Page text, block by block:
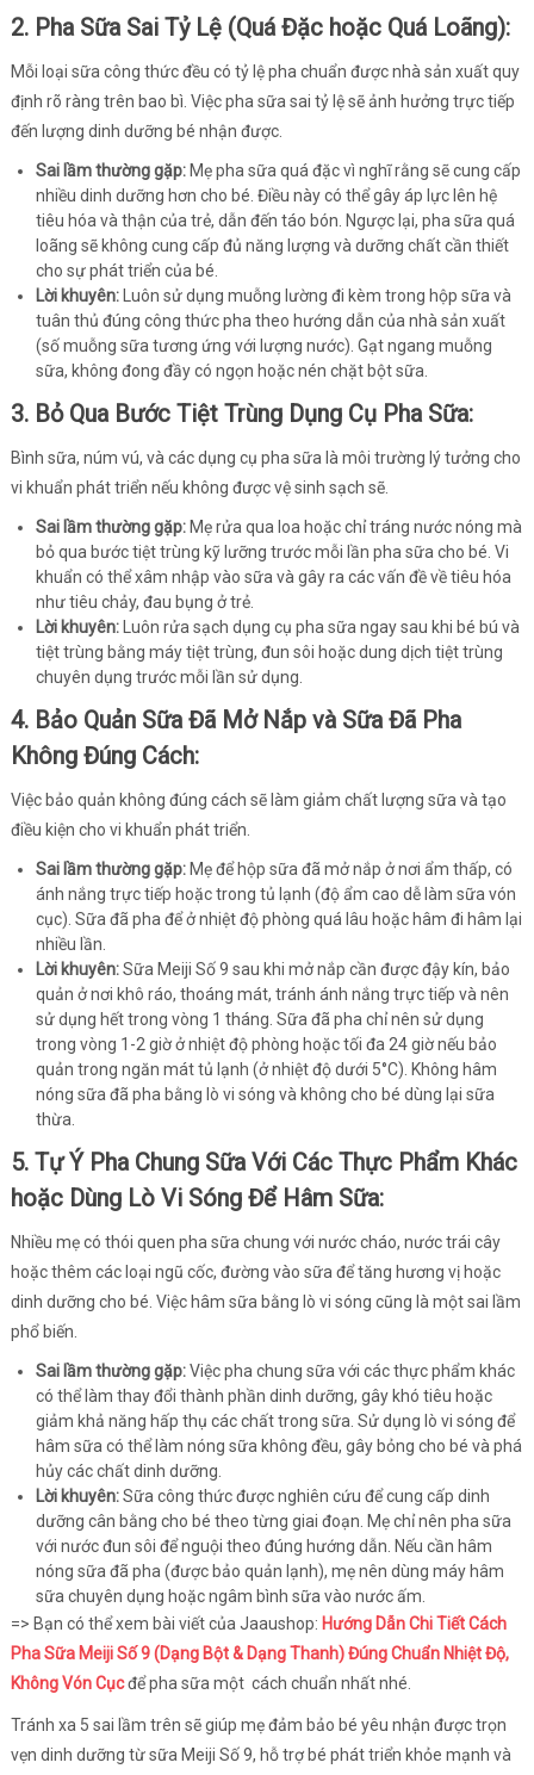
2. Pha Sữa Sai Tỷ Lệ (Quá Đặc hoặc Quá Loãng):
Mỗi loại sữa công thức đều có tỷ lệ pha chuẩn được nhà sản xuất quy
định rõ ràng trên bao bì. Việc pha sữa sai tỷ lệ sẽ ảnh hưởng trực tiếp
đến lượng dinh dưỡng bé nhận được.
Sai lầm thường gặp: Mẹ pha sữa quá đặc vì nghĩ rằng sẽ cung cấp
nhiều dinh dưỡng hơn cho bé. Điều này có thể gây áp lực lên hệ
tiêu hóa và thận của trẻ, dẫn đến táo bón. Ngược lại, pha sữa quá
loãng sẽ không cung cấp đủ năng lượng và dưỡng chất cần thiết
cho sự phát triển của bé.
Lời khuyên: Luôn sử dụng muỗng lường đi kèm trong hộp sữa và
tuân thủ đúng công thức pha theo hướng dẫn của nhà sản xuất
(số muỗng sữa tương ứng với lượng nước). Gạt ngang muỗng
sữa, không đong đầy có ngọn hoặc nén chặt bột sữa.
3. Bỏ Qua Bước Tiệt Trùng Dụng Cụ Pha Sữa:
Bình sữa, núm vú, và các dụng cụ pha sữa là môi trường lý tưởng cho
vi khuẩn phát triển nếu không được vệ sinh sạch sẽ.
Sai lầm thường gặp: Mẹ rửa qua loa hoặc chỉ tráng nước nóng mà
bỏ qua bước tiệt trùng kỹ lưỡng trước mỗi lần pha sữa cho bé. Vi
khuẩn có thể xâm nhập vào sữa và gây ra các vấn đề về tiêu hóa
như tiêu chảy, đau bụng ở trẻ.
Lời khuyên: Luôn rửa sạch dụng cụ pha sữa ngay sau khi bé bú và
tiệt trùng bằng máy tiệt trùng, đun sôi hoặc dung dịch tiệt trùng
chuyên dụng trước mỗi lần sử dụng.
4. Bảo Quản Sữa Đã Mở Nắp và Sữa Đã Pha
Không Đúng Cách:
Việc bảo quản không đúng cách sẽ làm giảm chất lượng sữa và tạo
điều kiện cho vi khuẩn phát triển.
Sai lầm thường gặp: Mẹ để hộp sữa đã mở nắp ở nơi ẩm thấp, có
ánh nắng trực tiếp hoặc trong tủ lạnh (độ ẩm cao dễ làm sữa vón
cục). Sữa đã pha để ở nhiệt độ phòng quá lâu hoặc hâm đi hâm lại
nhiều lần.
Lời khuyên:Sữa Meiji Số 9 sau khi mở nắp cần được đậy kín, bảo
quản ở nơi khô ráo, thoáng mát, tránh ánh nắng trực tiếp và nên
sử dụng hết trong vòng 1 tháng. Sữa đã pha chỉ nên sử dụng
trong vòng 1-2 giờ ở nhiệt độ phòng hoặc tối đa 24 giờ nếu bảo
quản trong ngăn mát tủ lạnh (ở nhiệt độ dưới 5°C). Không hâm
nóng sữa đã pha bằng lò vi sóng và không cho bé dùng lại sữa
thừa.
5. Tự Ý Pha Chung Sữa Với Các Thực Phẩm Khác
hoặc Dùng Lò Vi Sóng Để Hâm Sữa:
Nhiều mẹ có thói quen pha sữa chung với nước cháo, nước trái cây
hoặc thêm các loại ngũ cốc, đường vào sữa để tăng hương vị hoặc
dinh dưỡng cho bé. Việc hâm sữa bằng lò vi sóng cũng là một sai lầm
phổ biến.
Sai lầm thường gặp:Việc pha chung sữa với các thực phẩm khác
có thể làm thay đổi thành phần dinh dưỡng, gây khó tiêu hoặc
giảm khả năng hấp thụ các chất trong sữa. Sử dụng lò vi sóng để
hâm sữa có thể làm nóng sữa không đều, gây bỏng cho bé và phá
hủy các chất dinh dưỡng.
Lời khuyên:Sữa công thức được nghiên cứu để cung cấp dinh
dưỡng cân bằng cho bé theo từng giai đoạn. Mẹ chỉ nên pha sữa
với nước đun sôi để nguội theo đúng hướng dẫn. Nếu cần hâm
nóng sữa đã pha (được bảo quản lạnh), mẹ nên dùng máy hâm
sữa chuyên dụng hoặc ngâm bình sữa vào nước ấm.
=> Bạn có thể xem bài viết của Jaaushop: Hướng Dẫn Chi Tiết Cách
Pha Sữa Meiji Số 9 (Dạng Bột & Dạng Thanh) Đúng Chuẩn Nhiệt Độ,
Không Vón Cụcđể pha sữa một cách chuẩn nhất nhé.
Tránh xa 5 sai lầm trên sẽ giúp mẹ đảm bảo bé yêu nhận được trọn
vẹn dinh dưỡng từ sữa Meiji Số 9, hỗ trợ bé phát triển khỏe mạnh và